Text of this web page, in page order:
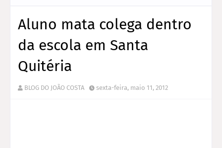
Aluno mata colega dentro
da escola em Santa
Quitéria
BLOG DO JOÃO COSTA sexta-feira, maio 11, 2012